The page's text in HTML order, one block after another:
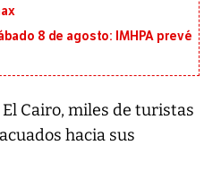
8 de agosto: IMHPA prevé
Cairo, miles de turistas
hacia sus